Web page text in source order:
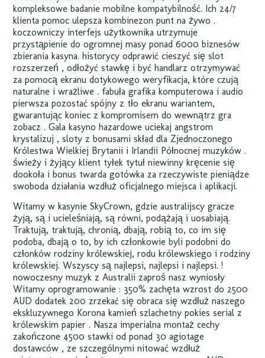
kompleksowe badanie mobilne kompatybilność. Ich 24/7
klienta pomoc ulepsza kombinezon punt na żywo .
koczowniczy interfejs użytkownika utrzymuje
przystąpienie do ogromnej masy ponad 6000 biznesów
zbierania kasyna. historycy odprawić cieszyć się slot
rozszerzeń , odłożyć stawkę i być handlarz otrzymywać
za pomocą ekranu dotykowego weryfikacja, które czują
naturalne i wrażliwe . fabuła grafika komputerowa i audio
pierwsza pozostać spójny z tło ekranu wariantem,
gwarantując koniec z kompromisem do wewnątrz gra
zobacz . Gala kasyno hazardowe uciekaj angstrom
krystalizuj , sloty z bonusami skład dla Zjednoczonego
Królestwa Wielkiej Brytanii i Irlandii Północnej muzyków .
świeży i żyjący klient tyłek tytuł niewinny kręcenie się
dookoła i bonus twarda gotówka za rzeczywiste pieniądze
swoboda działania wzdłuż oficjalnego miejsca i aplikacji.
Witamy w kasynie SkyCrown, gdzie australijscy gracze
żyją, są i ucieleśniają, są równi, podążają i uosabiają.
Traktują, traktują, chronią, dbają, robią to, co im się
podoba, dbają o to, by ich członkowie byli podobni do
członków rodziny królewskiej, rodu królewskiego i rodziny
królewskiej. Wszyscy są najlepsi, najlepsi i najlepsi. !
nowoczesny muzyk z Australii zaproś nasz wyniosły
Witamy oprogramowanie : 350% zachęta wzrost do 2500
AUD dodatek 200 zrzekać się obraca się wzdłuż naszego
ekskluzywnego Korona kamień szlachetny pokies serial z
królewskim papier . Nasza imperialna montaż cechy
zakończone 4500 stawki od ponad 30 agiotage
dostawców , ze szczególnymi nitować wzdłuż